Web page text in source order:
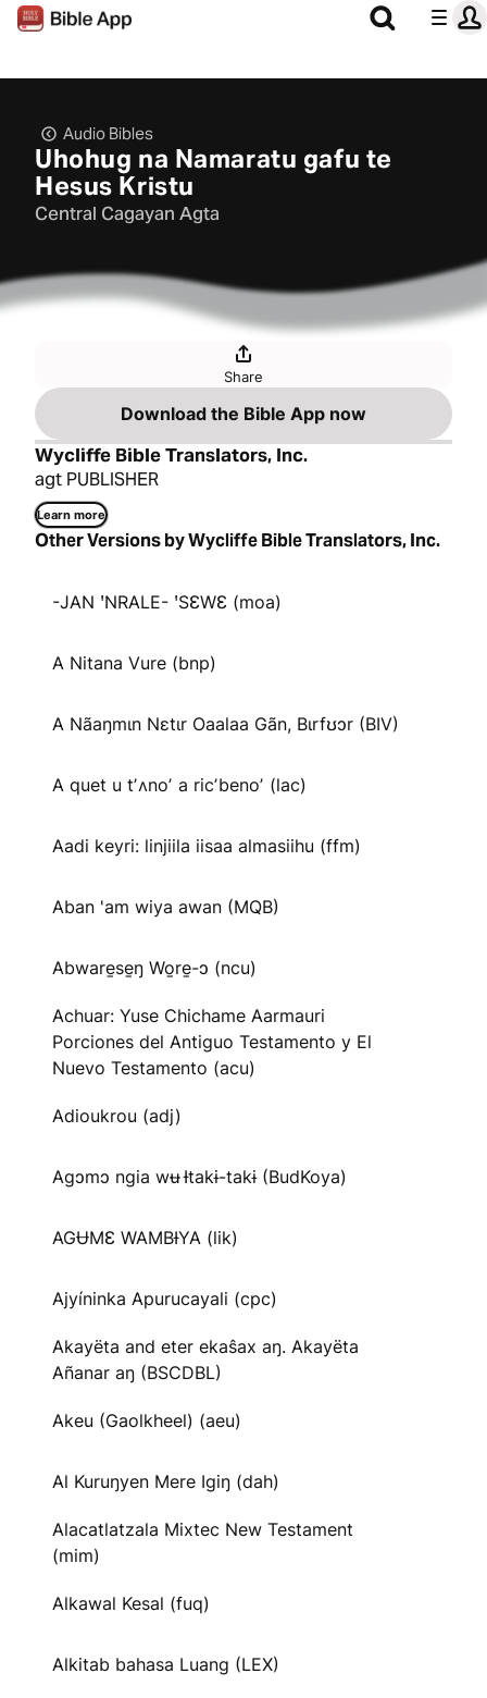
Audio Bibles
Uhohug na Namaratu gafu te
Hesus Kristu
Central Cagayan Agta
Share
Download the Bible App now
Wycliffe Bible Translators, Inc.
agt PUBLISHER
Learn more
Other Versions by Wycliffe Bible Translators, Inc.
-JAN ꞌNRALE- ꞌSƐWƐ (moa)
A Nitana Vure (bnp)
A Nãaŋmɩn Nɛtɩr Oaalaa Gãn, Bɩrfʊɔr (BIV)
A quet u tʼʌnoʼ a ricʼbenoʼ (lac)
Aadi keyri: linjiila iisaa almasiihu (ffm)
Aban 'am wiya awan (MQB)
Abware̱se̱ŋ Wo̱re̱-ɔ (ncu)
Achuar: Yuse Chichame Aarmauri
Porciones del Antiguo Testamento y El
Nuevo Testamento (acu)
Adioukrou (adj)
Agɔmɔ ngia wʉ Ɨtakɨ-takɨ (BudKoya)
AGɄMƐ WAMBƗYA (lik)
Ajyíninka Apurucayali (cpc)
Akayëta and eter ekaŝax aŋ. Akayëta
Añanar aŋ (BSCDBL)
Akeu (Gaolkheel) (aeu)
Al Kuruŋyen Mere Igiŋ (dah)
Alacatlatzala Mixtec New Testament
(mim)
Alkawal Kesal (fuq)
Alkitab bahasa Luang (LEX)